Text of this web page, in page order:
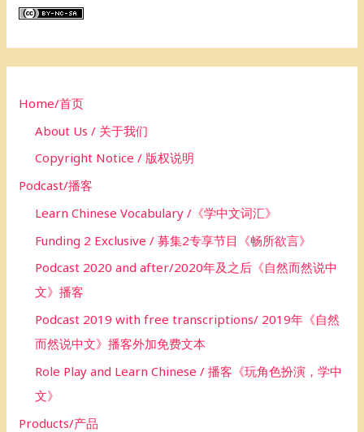
c
rHome/首页
About Us / 关于我们
Copyright Notice / 版权说明
Podcast/播客
Learn Chinese Vocabulary /《学中文词汇》
Funding 2 Exclusive / 募集2专享节目《畅所欲言》
Podcast 2020 and after/2020年及之后《自然而然说中
文》播客
Podcast 2019 with free transcriptions/ 2019年《自然
而然说中文》播客外加免费文本
Role Play and Learn Chinese / 播客《玩角色扮演，学中
文》
Products/产品